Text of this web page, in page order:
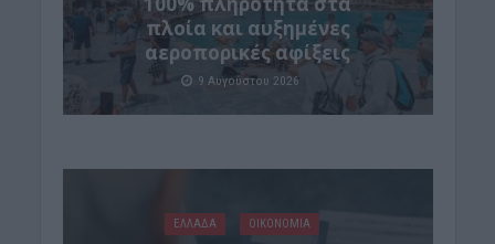
πλοία και αυξημένες
αεροπορικές αφίξεις
9 Αυγούστου 2026
ΕΛΛΑΔΑ ΟΙΚΟΝΟΜΙΑ